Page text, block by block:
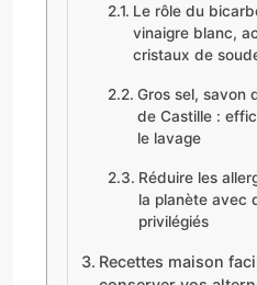
Le rôle du
vinaigre blanc,
cristaux de
Gros sel, savon
de Castille :
le lavage
Réduire les
la planète avec
privilégiés
Recettes maison